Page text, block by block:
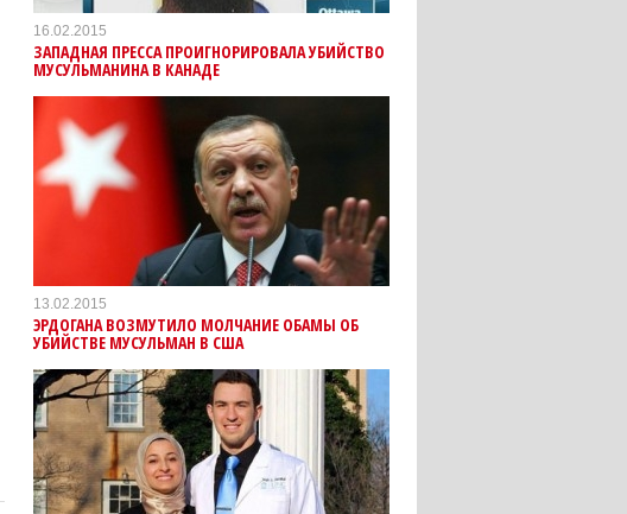
16.02.2015
ЗАПАДНАЯ ПРЕССА ПРОИГНОРИРОВАЛА УБИЙСТВО
МУСУЛЬМАНИНА В КАНАДЕ
13.02.2015
ЭРДОГАНА ВОЗМУТИЛО МОЛЧАНИЕ ОБАМЫ ОБ
УБИЙСТВЕ МУСУЛЬМАН В США